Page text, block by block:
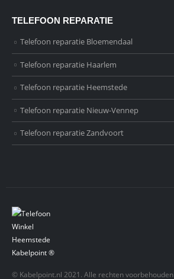
TELEFOON REPARATIE
Telefoon reparatie Bloemendaal
Telefoon reparatie Haarlem
Telefoon reparatie Heemstede
Telefoon reparatie Nieuw-Vennep
Telefoon reparatie Zandvoort
© Kabelpoint.nl 2021. Alle rechten voorbehouden